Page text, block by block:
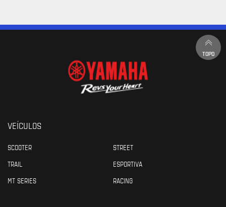
TOPO
VEÍCULOS
SCOOTER
STREET
TRAIL
ESPORTIVA
MT SERIES
RACING